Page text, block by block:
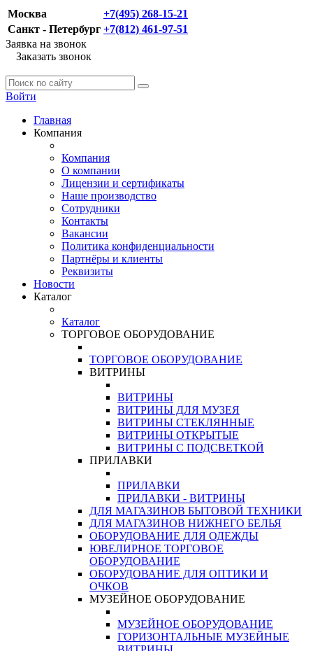
Москва
+7(495) 268-15-21
Санкт - Петербург +7(812) 461-97-51
Заявка на звонок
Заказать звонок
Войти
Главная
Компания
Компания
О компании
Лицензии и сертификаты
Наше производство
Сотрудники
Контакты
Вакансии
Политика конфиденциальности
Партнёры и клиенты
Реквизиты
Новости
Каталог
Каталог
ТОРГОВОЕ ОБОРУДОВАНИЕ
ТОРГОВОЕ ОБОРУДОВАНИЕ
ВИТРИНЫ
ВИТРИНЫ
ВИТРИНЫ ДЛЯ МУЗЕЯ
ВИТРИНЫ СТЕКЛЯННЫЕ
ВИТРИНЫ ОТКРЫТЫЕ
ВИТРИНЫ С ПОДСВЕТКОЙ
ПРИЛАВКИ
ПРИЛАВКИ
ПРИЛАВКИ - ВИТРИНЫ
ДЛЯ МАГАЗИНОВ БЫТОВОЙ ТЕХНИКИ
ДЛЯ МАГАЗИНОВ НИЖНЕГО БЕЛЬЯ
ОБОРУДОВАНИЕ ДЛЯ ОДЕЖДЫ
ЮВЕЛИРНОЕ ТОРГОВОЕ
ОБОРУДОВАНИЕ
ОБОРУДОВАНИЕ ДЛЯ ОПТИКИ И
ОЧКОВ
МУЗЕЙНОЕ ОБОРУДОВАНИЕ
МУЗЕЙНОЕ ОБОРУДОВАНИЕ
ГОРИЗОНТАЛЬНЫЕ МУЗЕЙНЫЕ